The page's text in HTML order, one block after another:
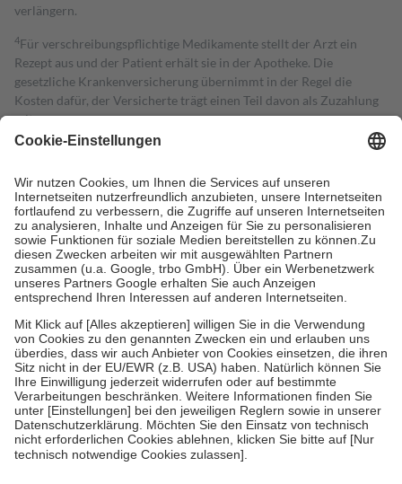
verlängern.
4Für verschreibungspflichtige Medikamente stellt der Arzt ein
Rezept aus und der Patient erhält sie in der Apotheke. Die
gesetzliche Krankenversicherung übernimmt in der Regel die
Kosten dafür, der Versicherte trägt einen Teil davon als Zuzahlung
mit.
Grundsätzlich leisten Mitglieder Zuzahlungen in Höhe von zehn
höchstens zehn Euro.
Es sind jedoch nie mehr als die tatsächlichen
Kosten der Leistung zu entrichten.
Diese Regeln gelten grundsätzlich auch für Online-Apotheken.
Bei Heilmitteln und häuslicher Krankenpflege beträgt die
Zuzahlung zehn Prozent der Kosten sowie zehn Euro je
Verordnung.
Um das Engagement der Versicherten für ihre eigene Gesundheit zu
stärken und die besondere Stellung der Familie zu unterstützen,
fallenkeine Zuzahlungenan bei:
• Kindern und Jugendlichen bis zum vollendeten 18. Lebensjahr
mit Ausnahme der Fahrkosten
• Untersuchungen zur Vorsorge und Früherkennung, die von der
GKV getragen werden
• empfohlenen Schutzimpfungen
• Harn- und Blutteststreifen